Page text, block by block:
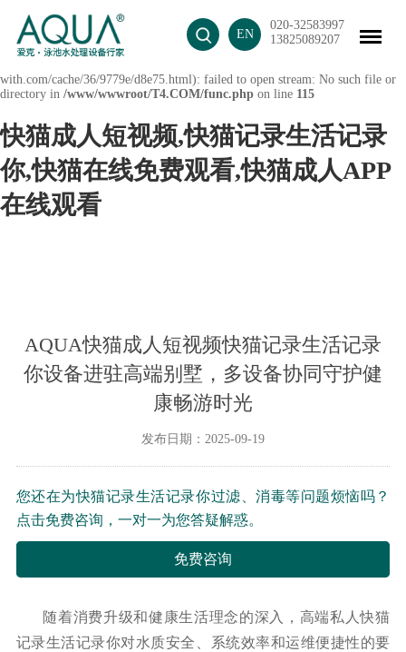
Warning: mkdir(): No space left on device in
/www/wwwroot/T4.COM/func.php on line 127
with.com/cache/36/9779e/d8e75.html): failed to open stream: No such file or
directory in /www/wwwroot/T4.COM/func.php on line 115
快猫成人短视频,快猫记录生活记录
你,快猫在线免费观看,快猫成人APP
在线观看
EN
020-32583997
13825089207
AQUA快猫成人短视频快猫记录生活记录
你设备进驻高端别墅，多设备协同守护健
康畅游时光
发布日期：2025-09-19
您还在为快猫记录生活记录你过滤、消毒等问题烦恼吗？
点击免费咨询，一对一为您答疑解惑。
免费咨询
随着消费升级和健康生活理念的深入，高端私人快猫
记录生活记录你对水质安全、系统效率和运维便捷性的要